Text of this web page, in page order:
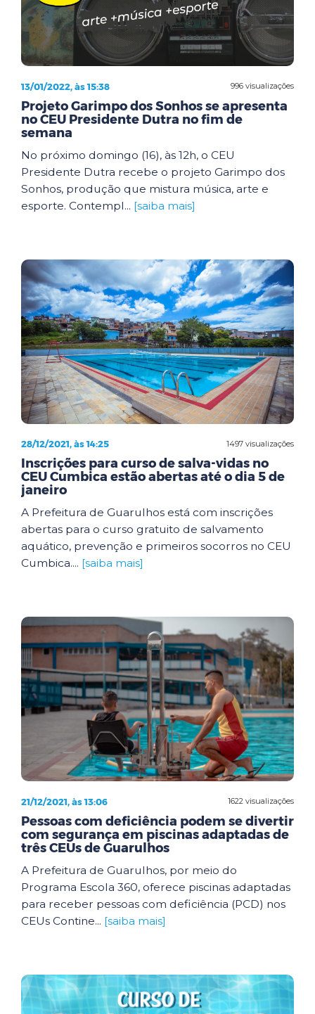
996 visualizações
13/01/2022, às 15:38
Projeto Garimpo dos Sonhos se apresenta
no CEU Presidente Dutra no fim de
semana
No próximo domingo (16), às 12h, o CEU
Presidente Dutra recebe o projeto Garimpo dos
Sonhos, produção que mistura música, arte e
esporte. Contempl... [saiba mais]
1497 visualizações
28/12/2021, às 14:25
Inscrições para curso de salva-vidas no
CEU Cumbica estão abertas até o dia 5 de
janeiro
A Prefeitura de Guarulhos está com inscrições
abertas para o curso gratuito de salvamento
aquático, prevenção e primeiros socorros no CEU
Cumbica.... [saiba mais]
1622 visualizações
21/12/2021, às 13:06
Pessoas com deficiência podem se divertir
com segurança em piscinas adaptadas de
três CEUs de Guarulhos
A Prefeitura de Guarulhos, por meio do
Programa Escola 360, oferece piscinas adaptadas
para receber pessoas com deficiência (PCD) nos
CEUs Contine... [saiba mais]